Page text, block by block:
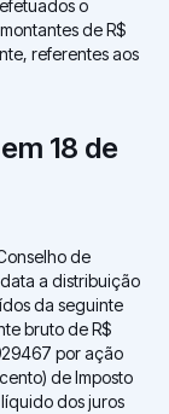
o
de R$
referentes aos
18 de
de
a distribuição
da seguinte
bruto de R$
por ação
de Imposto
dos juros